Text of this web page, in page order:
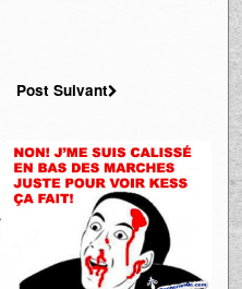
Post Suivant